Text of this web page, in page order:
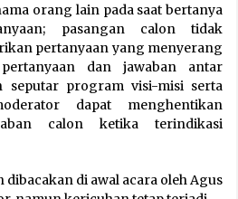
orang lain pada saat bertanya
pasangan calon tidak
pertanyaan yang menyerang
dan jawaban antar
seputar program visi-misi serta
dapat menghentikan
calon ketika terindikasi
di awal acara oleh Agus